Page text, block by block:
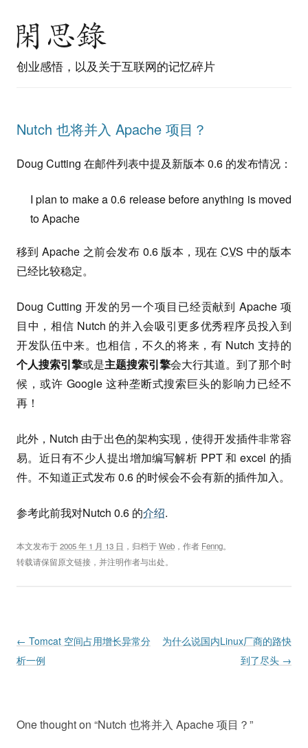
创业感悟，以及关于互联网的记忆碎片
Nutch 也将并入 Apache 项目？
Doug Cutting 在邮件列表中提及新版本 0.6 的发布情况：
I plan to make a 0.6 release before anything is moved
to Apache
移到 Apache 之前会发布 0.6 版本，现在CVS 中的版本
已经比较稳定。
Doug Cutting 开发的另一个项目已经贡献到 Apache 项
目中，相信 Nutch 的并入会吸引更多优秀程序员投入到
开发队伍中来。也相信，不久的将来，有 Nutch 支持的
个人搜索引擎或是主题搜索引擎会大行其道。到了那个时
候，或许 Google 这种垄断式搜索巨头的影响力已经不
再！
此外，Nutch 由于出色的架构实现，使得开发插件非常容
易。近日有不少人提出增加编写解析 PPT 和 excel 的插
件。不知道正式发布 0.6 的时候会不会有新的插件加入。
参考此前我对Nutch 0.6 的介绍.
本文发布于2005 年 1 月 13 日 ，归档于Web ，作者 Fenng。
转载请保留原文链接，并注明作者与出处。
Post navigation
← Tomcat 空间占用增长异常分
析一例
为什么说国内Linux厂商的路快
到了尽头 →
One thought on “Nutch 也将并入 Apache 项目？”